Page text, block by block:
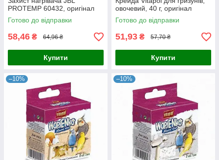
PROTEMP 60432, оригінал
Готово до відправки
58,46 ₴ 64,96 ₴
Купити
овочевий, 40 г, оригінал
Готово до відправки
51,93 ₴ 57,70 ₴
Купити
–10% –10%